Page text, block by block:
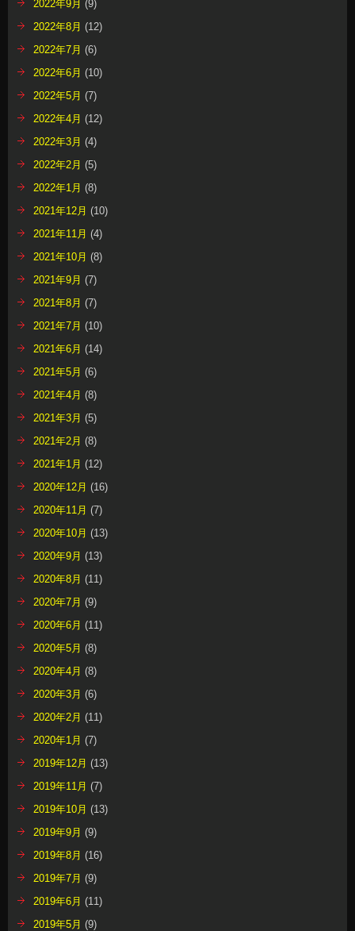
2022年9月 (9)
2022年8月 (12)
2022年7月 (6)
2022年6月 (10)
2022年5月 (7)
2022年4月 (12)
2022年3月 (4)
2022年2月 (5)
2022年1月 (8)
2021年12月 (10)
2021年11月 (4)
2021年10月 (8)
2021年9月 (7)
2021年8月 (7)
2021年7月 (10)
2021年6月 (14)
2021年5月 (6)
2021年4月 (8)
2021年3月 (5)
2021年2月 (8)
2021年1月 (12)
2020年12月 (16)
2020年11月 (7)
2020年10月 (13)
2020年9月 (13)
2020年8月 (11)
2020年7月 (9)
2020年6月 (11)
2020年5月 (8)
2020年4月 (8)
2020年3月 (6)
2020年2月 (11)
2020年1月 (7)
2019年12月 (13)
2019年11月 (7)
2019年10月 (13)
2019年9月 (9)
2019年8月 (16)
2019年7月 (9)
2019年6月 (11)
2019年5月 (9)